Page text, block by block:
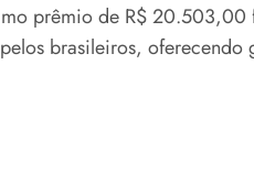
prêmio de R$ 20.503,00
brasileiros, oferecendo